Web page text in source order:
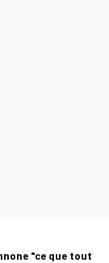
"ce que tout